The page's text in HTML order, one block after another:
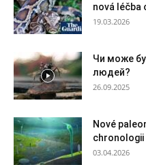
nová léčba
19.03.2026
Чи може
людей?
26.09.2025
Nové
chronologii
03.04.2026